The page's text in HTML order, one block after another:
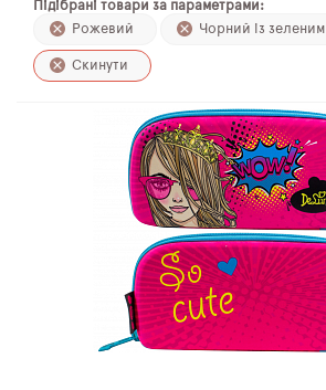
ПЛЯШКИ ДЛЯ ВОДИ
DELUNE
SCHOOL STANDARD
Підібрані товари за параметрами:
Рожевий
Чорний із зеленим
Скинути